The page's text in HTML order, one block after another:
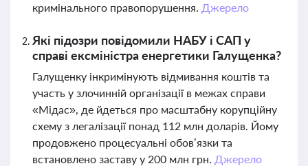
кримінального правопорушення. Джерело
Які підозри повідомили НАБУ і САП у
справі ексміністра енергетики Галущенка?
Галущенку інкримінують відмивання коштів та
участь у злочинній організації в межах справи
«Мідас», де йдеться про масштабну корупційну
схему з легалізації понад 112 млн доларів. Йому
продовжено процесуальні обов’язки та
встановлено заставу у 200 млн грн. Джерело